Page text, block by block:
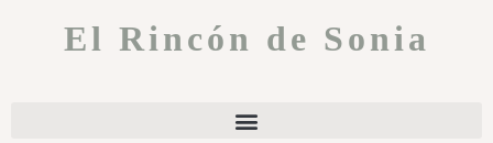
El Rincón de Sonia